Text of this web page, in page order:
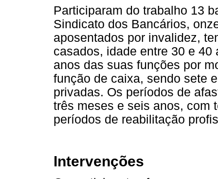
Participaram do trabalho 13
Sindicato dos Bancários,
aposentados por invalidez,
casados, idade entre 30 e
anos das suas funções por
função de caixa, sendo sete
privadas. Os períodos de
três meses e seis anos, com
períodos de reabilitação
Intervenções